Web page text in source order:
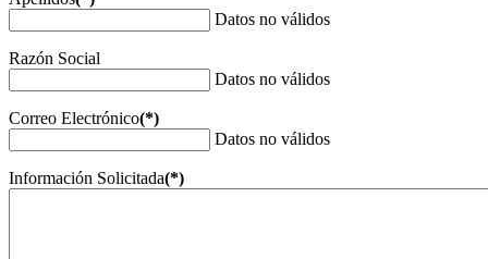
Datos no válidos
Razón Social
Datos no válidos
Correo Electrónico(*)
Datos no válidos
Información Solicitada(*)